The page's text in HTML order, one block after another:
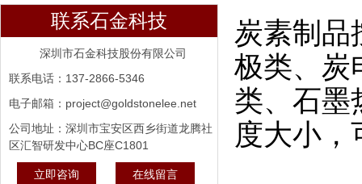
联系石金科技
深圳市石金科技股份有限公司
联系电话：137-2866-5346
电子邮箱：project@goldstonelee.net
公司地址：深圳市宝安区西乡街道龙腾社
区汇智研发中心BC座C1801
立即咨询 在线留言
炭素制品
极类、炭
类、石墨
度大小，